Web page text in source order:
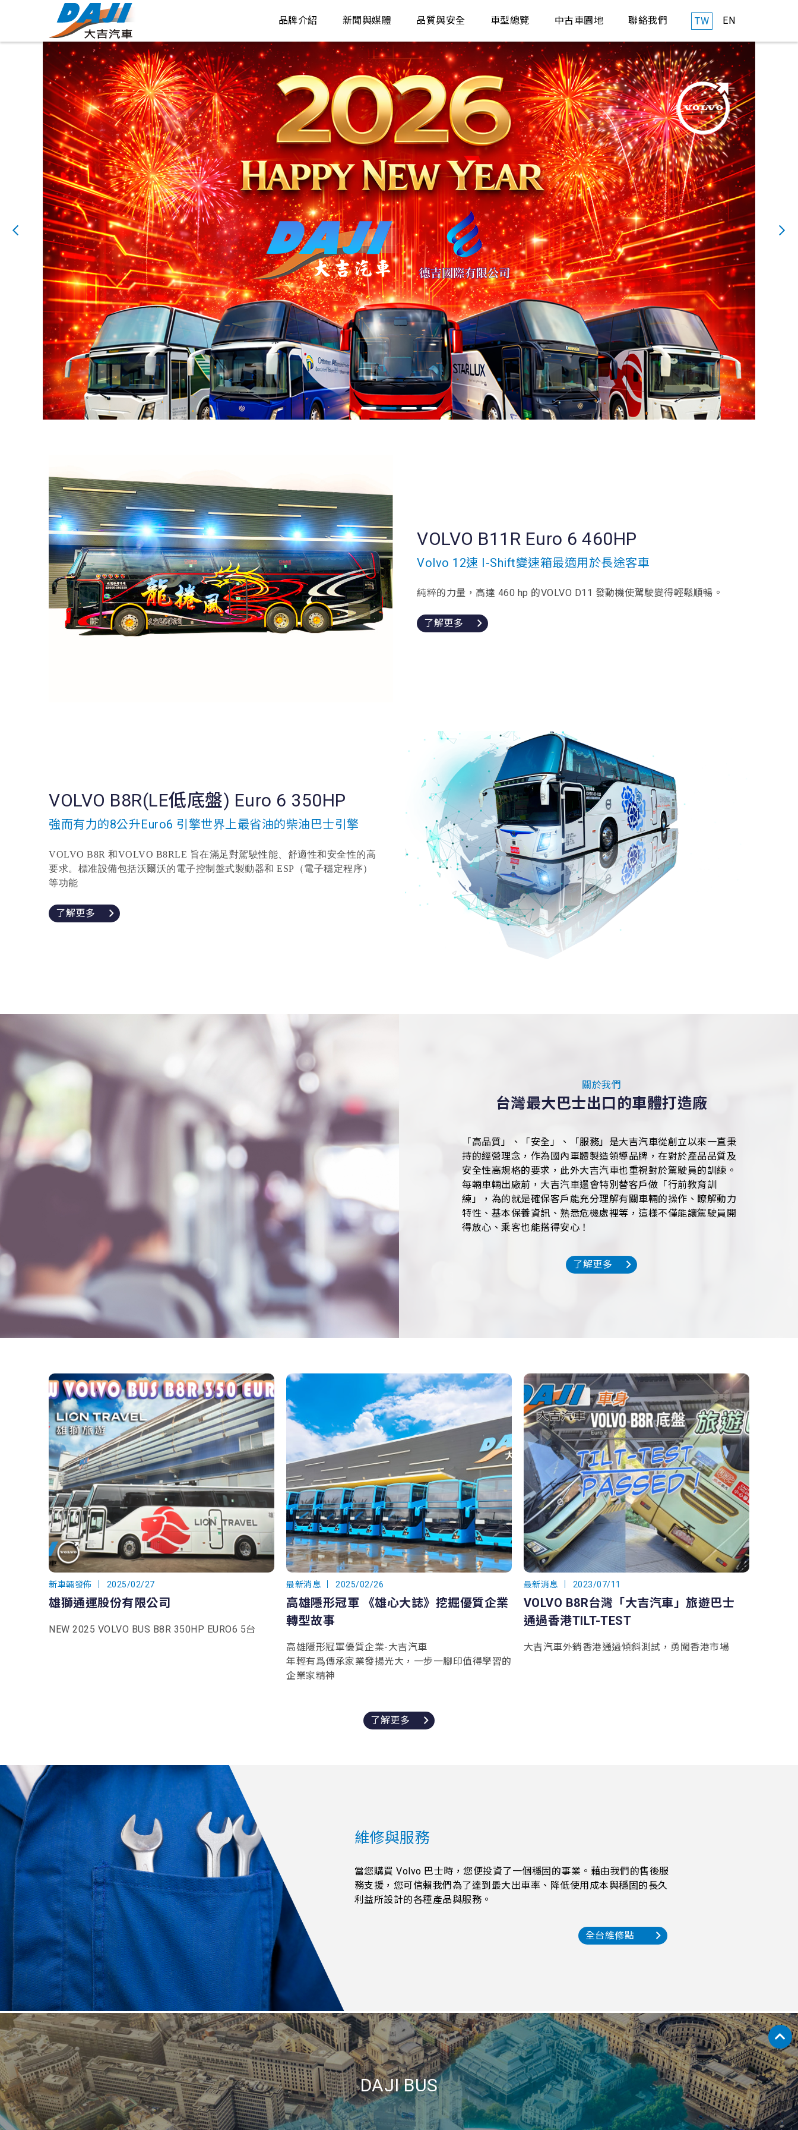
品牌介紹 新聞與媒體 品質與安全 車型總覽 中古車園地 聯絡我們 TW EN
VOLVO B11R Euro 6 460HP
Volvo 12速 I-Shift變速箱最適用於長途客車
純粹的力量，高達 460 hp 的VOLVO D11 發動機使駕駛變得輕鬆順暢。
了解更多
VOLVO B8R(LE低底盤) Euro 6 350HP
強而有力的8公升Euro6 引擎世界上最省油的柴油巴士引擎
VOLVO B8R 和VOLVO B8RLE 旨在滿足對駕駛性能、舒適性和安全性的高
要求。標准設備包括沃爾沃的電子控制盤式製動器和 ESP（電子穩定程序）
等功能
了解更多
關於我們
台灣最大巴士出口的車體打造廠
「高品質」、「安全」、「服務」是大吉汽車從創立以來一直秉
持的經營理念，作為國內車體製造領導品牌，在對於產品品質及
安全性高規格的要求，此外大吉汽車也重視對於駕駛員的訓練。
每輛車輛出廠前，大吉汽車還會特別替客戶做「行前教育訓
練」，為的就是確保客戶能充分理解有關車輛的操作、瞭解動力
特性、基本保養資訊、熟悉危機處裡等，這樣不僅能讓駕駛員開
得放心、乘客也能搭得安心！
了解更多
新車輛發佈 2025/02/27
雄獅通運股份有限公司
NEW 2025 VOLVO BUS B8R 350HP EURO6 5台
最新消息 2025/02/26
高雄隱形冠軍 《雄心大誌》挖掘優質企業
轉型故事
高雄隱形冠軍優質企業-大吉汽車
年輕有爲傳承家業發揚光大，一步一腳印值得學習的
企業家精神
最新消息 2023/07/11
VOLVO B8R台灣「大吉汽車」旅遊巴士
通過香港TILT-TEST
大吉汽車外銷香港通過傾斜測試，勇闖香港市場
了解更多
維修與服務
當您購買 Volvo 巴士時，您便投資了一個穩固的事業。藉由我們的售後服
務支援，您可信賴我們為了達到最大出車率、降低使用成本與穩固的長久
利益所設計的各種產品與服務。
全台維修點
DAJI BUS